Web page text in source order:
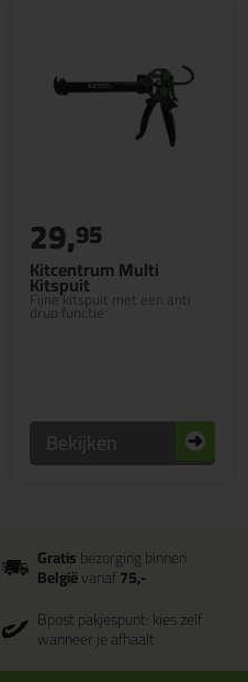
Kitcentrum Multi
Kitspuit
Fijne kitspuit met een anti
drup functie
29,95
Bekijken
Gratisbezorging binnen
Belgiëvanaf75,-
Bpost pakjespunt: kies zelf
wanneer je afhaalt